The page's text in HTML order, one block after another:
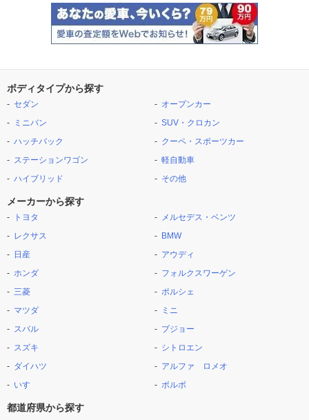
ボディタイプから探す
セダン
ミニバン
ハッチバック
ステーションワゴン
ハイブリッド
オープンカー
SUV・クロカン
クーペ・スポーツカー
軽自動車
その他
メーカーから探す
トヨタ
レクサス
日産
ホンダ
三菱
マツダ
スバル
スズキ
ダイハツ
いすゞ
メルセデス・ベンツ
BMW
アウディ
フォルクスワーゲン
ポルシェ
ミニ
プジョー
シトロエン
アルファ ロメオ
ボルボ
都道府県から探す